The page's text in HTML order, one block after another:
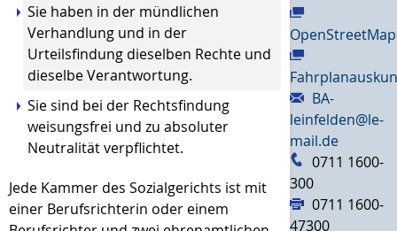
Sie haben in der mündlichen
Verhandlung und in der
Urteilsfindung dieselben Rechte und
dieselbe Verantwortung.
Sie sind bei der Rechtsfindung
weisungsfrei und zu absoluter
Neutralität verpflichtet.
Jede Kammer des Sozialgerichts ist mit
einer Berufsrichterin oder einem
OpenStreetMap
BA-
leinfelden@le-
mail.de
0711 1600-
300
0711 1600-
47300